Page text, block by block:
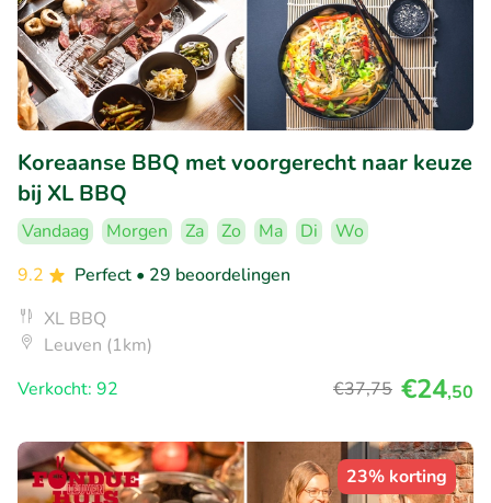
Koreaanse BBQ met voorgerecht naar keuze
bij XL BBQ
Vandaag Morgen Za Zo Ma Di
Wo
9.2
Perfect • 29 beoordelingen
XL BBQ
Leuven (1km)
Verkocht: 92
€37,75 €24,50
23% korting